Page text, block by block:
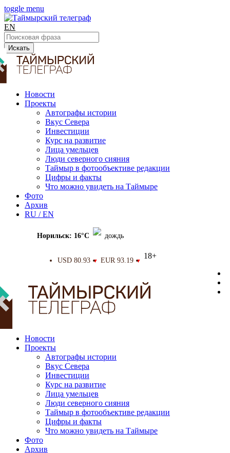
toggle menu
EN
Искать
Новости
Проекты
Автографы истории
Вкус Севера
Инвестиции
Курс на развитие
Лица умельцев
Люди северного сияния
Таймыр в фотообъективе редакции
Цифры и факты
Что можно увидеть на Таймыре
Фото
Архив
RU / EN
Норильск: 16°C дождь
USD 80.93 ▼ EUR 93.19 ▼
18+
Новости
Проекты
Автографы истории
Вкус Севера
Инвестиции
Курс на развитие
Лица умельцев
Люди северного сияния
Таймыр в фотообъективе редакции
Цифры и факты
Что можно увидеть на Таймыре
Фото
Архив